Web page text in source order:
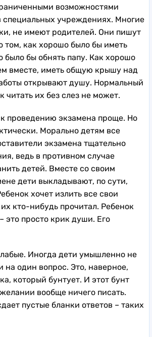
возможностями
специальных учреждениях. Многие
не имеют родителей. Они пишут
том, как хорошо было бы иметь
было бы обнять папу. Как хорошо
вместе, иметь общую крышу над
открывают душу. Нормальный
читать их без слез не может.
проведению экзамена проще. Но
Морально детям все
экзамена тщательно
ведь в противном случае
детей. Вместе со своим
дети выкладывают, по сути,
хочет излить все свои
кто-нибудь прочитал. Ребенок
это просто крик души. Его
Иногда дети умышленно не
на один вопрос. Это, наверное,
который бунтует. И этот бунт
вообще ничего писать.
пустые бланки ответов – таких